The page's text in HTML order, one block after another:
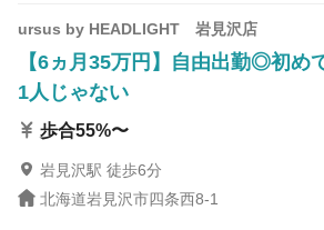
ursus by HEADLIGHT 岩見沢店
【6ヵ月35万円】自由出勤◎初め
1人じゃない
歩合55%〜
岩見沢駅 徒歩6分
北海道岩見沢市四条西8-1